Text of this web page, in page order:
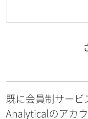
お名前フリガナ（名）
既に会員制サービ
Analyticalのアカ